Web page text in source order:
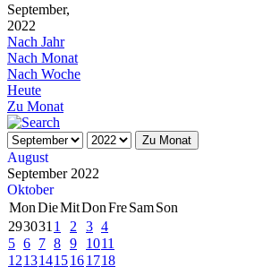
September,
2022
Nach Jahr
Nach Monat
Nach Woche
Heute
Zu Monat
Zu Monat
August
September 2022
Oktober
MonDieMitDonFreSamSon
293031 1 2 3 4
5 6 7 8 9 1011
12131415161718